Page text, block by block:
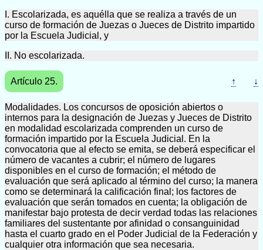
I. Escolarizada, es aquélla que se realiza a través de un
curso de formación de Juezas o Jueces de Distrito impartido
por la Escuela Judicial, y
II. No escolarizada.
Artículo 25. ↑ ↓
Modalidades. Los concursos de oposición abiertos o
internos para la designación de Juezas y Jueces de Distrito
en modalidad escolarizada comprenden un curso de
formación impartido por la Escuela Judicial. En la
convocatoria que al efecto se emita, se deberá especificar el
número de vacantes a cubrir; el número de lugares
disponibles en el curso de formación; el método de
evaluación que será aplicado al término del curso; la manera
como se determinará la calificación final; los factores de
evaluación que serán tomados en cuenta; la obligación de
manifestar bajo protesta de decir verdad todas las relaciones
familiares del sustentante por afinidad o consanguinidad
hasta el cuarto grado en el Poder Judicial de la Federación y
cualquier otra información que sea necesaria.